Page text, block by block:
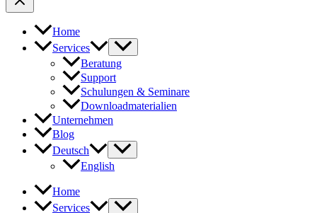
Home
Services
Beratung
Support
Schulungen & Seminare
Downloadmaterialien
Unternehmen
Blog
Deutsch
English
Home
Services